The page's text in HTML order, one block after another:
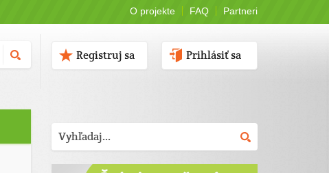
O projekte FAQ Partneri
Prihlásiť sa
Registruj sa